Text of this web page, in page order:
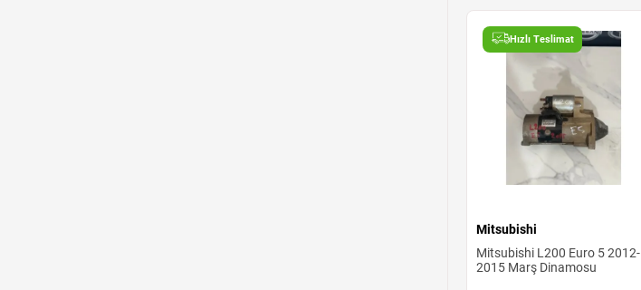
Hızlı Teslimat
Mitsubishi
Mitsubishi L200 Euro 5 2012-
2015 Marş Dinamosu